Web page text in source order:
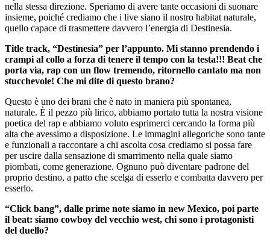
nella stessa direzione. Speriamo di avere tante occasioni di suonare
insieme, poiché crediamo che i live siano il nostro habitat naturale,
quello capace di trasmettere davvero l’energia di Destinesia.
Title track, “Destinesia” per l’appunto. Mi stanno prendendo i
crampi al collo a forza di tenere il tempo con la testa!!! Beat che
porta via, rap con un flow tremendo, ritornello cantato ma non
stucchevole! Che mi dite di questo brano?
Questo è uno dei brani che è nato in maniera più spontanea,
naturale. È il pezzo più lirico, abbiamo portato tutta la nostra visione
poetica del rap e abbiamo voluto esprimerci cercando la forma più
alta che avessimo a disposizione. Le immagini allegoriche sono tante
e funzionali a raccontare a chi ascolta cosa crediamo si possa fare
per uscire dalla sensazione di smarrimento nella quale siamo
piombati, come generazione. Ognuno può diventare padrone del
proprio destino, a patto che scelga di esserlo e combatta davvero per
esserlo.
“Click bang”, dalle prime note siamo in new Mexico, poi parte
il beat: siamo cowboy del vecchio west, chi sono i protagonisti
del duello?